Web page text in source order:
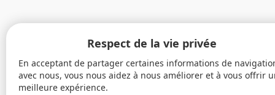
Respect de la vie privée
En acceptant de partager certaines informations de
avec nous, vous nous aidez à nous améliorer et à vous offrir
meilleure expérience.